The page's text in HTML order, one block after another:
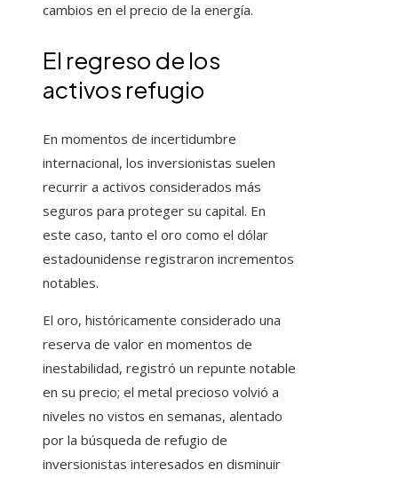
cambios en el precio de la energía.
El regreso de los
activos refugio
En momentos de incertidumbre
internacional, los inversionistas suelen
recurrir a activos considerados más
seguros para proteger su capital. En
este caso, tanto el oro como el dólar
estadounidense registraron incrementos
notables.
El oro, históricamente considerado una
reserva de valor en momentos de
inestabilidad, registró un repunte notable
en su precio; el metal precioso volvió a
niveles no vistos en semanas, alentado
por la búsqueda de refugio de
inversionistas interesados en disminuir